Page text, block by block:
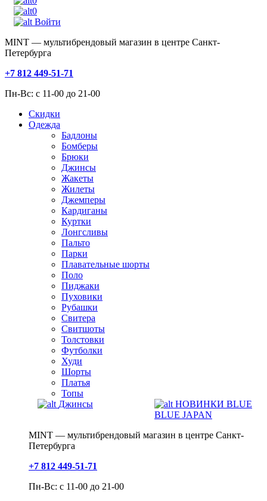
0
Войти
MINT — мультибрендовый магазин в центре Санкт-
Петербурга
+7 812 449-51-71
Пн-Вс: с 11-00 до 21-00
Скидки
Одежда
Бадлоны
Бомберы
Брюки
Джинсы
Жакеты
Жилеты
Джемперы
Кардиганы
Куртки
Лонгсливы
Пальто
Парки
Плавательные шорты
Поло
Пиджаки
Пуховики
Рубашки
Свитера
Свитшоты
Толстовки
Футболки
Худи
Шорты
Платья
Топы
Джинсы
НОВИНКИ BLUE
BLUE JAPAN
MINT — мультибрендовый магазин в центре Санкт-
Петербурга
+7 812 449-51-71
Пн-Вс: с 11-00 до 21-00